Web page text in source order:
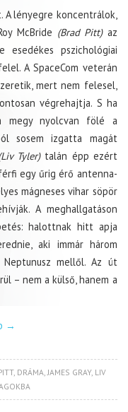
A lényegre koncentrálok,
McBride (Brad Pitt)az
pszichológiai
A SpaceCom veterán
mert nem felesel,
végrehajtja. S ha
megy nyolcvan fölé a
sosem izgatta magát
Tyler)talán épp ezért
egy űrig érő antenna-
mágneses vihar söpör
A meghallgatáson
halottnak hitt apja
aki immár három
mellől. Az út
– nem a külső, hanem a
→
, DRÁMA,JAMES GRAY, LIV